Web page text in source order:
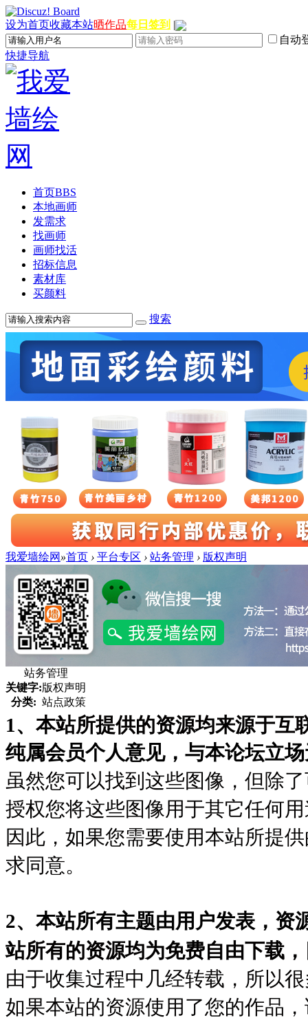
设为首页收藏本站晒作品每日签到 |
自动
快捷导航
首页BBS
本地画师
发需求
找画师
画师找活
招标信息
素材库
买颜料
搜索
我爱墙绘网 »首页 › 平台专区 › 站务管理 › 版权声明
站务管理
关键字:版权声明
分类: 站点政策
1、 本站所提供的资源均来源于互
纯属会员个人意见，与本论坛立
虽然您可以找到这些图像，但除
授权您将这些图像用于其它任何
因此，如果您需要使用本站所提
求同意。
2、本站所有主题由用户发表，资
站所有的资源均为免费自由下载
由于收集过程中几经转载，所以
如果本站的资源使用了您的作品